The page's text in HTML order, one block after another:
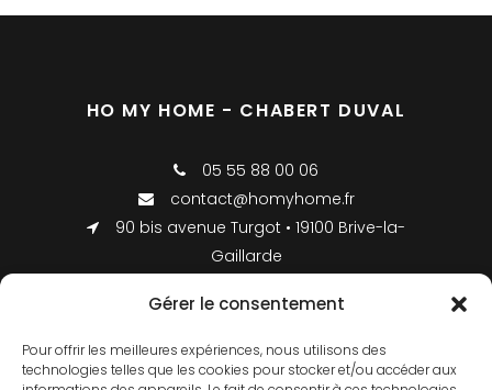
Gérer le consentement
Pour offrir les meilleures expériences, nous utilisons des
technologies telles que les cookies pour stocker et/ou accéder aux
HO MY HOME - CHABERT DUVAL
05 55 88 00 06
contact@homyhome.fr
90 bis avenue Turgot • 19100 Brive-la-
Gaillarde
INFORMATIONS LÉGALES